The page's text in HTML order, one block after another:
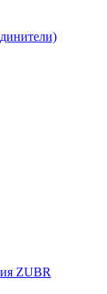
ZUBR